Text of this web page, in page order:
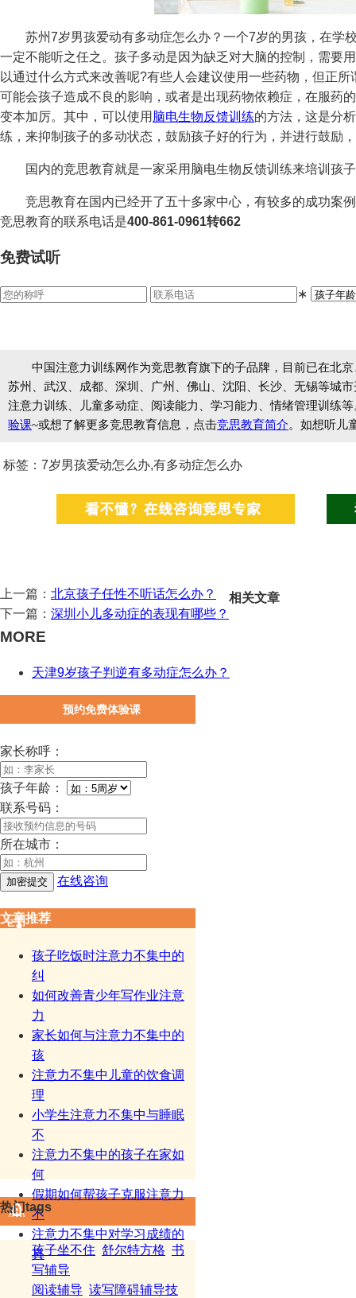
苏州7岁男孩爱动有多动症怎么办？一个7岁的男孩，在学
一定不能听之任之。孩子多动是因为缺乏对大脑的控制，需要
以通过什么方式来改善呢?有些人会建议使用一些药物，但正所
可能会孩子造成不良的影响，或者是出现药物依赖症，在服药
变本加厉。其中，可以使用 脑电生物反馈训练的方法，这是分
练，来抑制孩子的多动状态，鼓励孩子好的行为，并进行鼓励
国内的竞思教育就是一家采用脑电生物反馈训练来培训孩
竞思教育在国内已经开了五十多家中心，有较多的成功案
竞思教育的联系电话是400-861-0961转662
免费试听
∗
中国注意力训练网作为竞思教育旗下的子品牌，目前已在北
苏州、武汉、成都、深圳、广州、佛山、沈阳、长沙、无锡等城
注意力训练、儿童多动症、阅读能力、学习能力、情绪管理训练
验课~或想了解更多竞思教育信息，点击竞思教育简介。如想听儿
标签：7岁男孩爱动怎么办,有多动症怎么办
上一篇： 北京孩子任性不听话怎么办？
下一篇： 深圳小儿多动症的表现有哪些？
相关文章
MORE
天津9岁孩子判逆有多动症怎么办？
预约免费体验课
家长称呼：
孩子年龄：
联系号码：
所在城市：
在线咨询
文章推荐
孩子吃饭时注意力不集中的
纠
如何改善青少年写作业注意
力
家长如何与注意力不集中的
孩
注意力不集中儿童的饮食调
理
小学生注意力不集中与睡眠
不
注意力不集中的孩子在家如
何
假期如何帮孩子克服注意力
不
注意力不集中对学习成绩的
真
热门tags
孩子坐不住 舒尔特方格 书
写辅导
阅读辅导 读写障碍辅导技